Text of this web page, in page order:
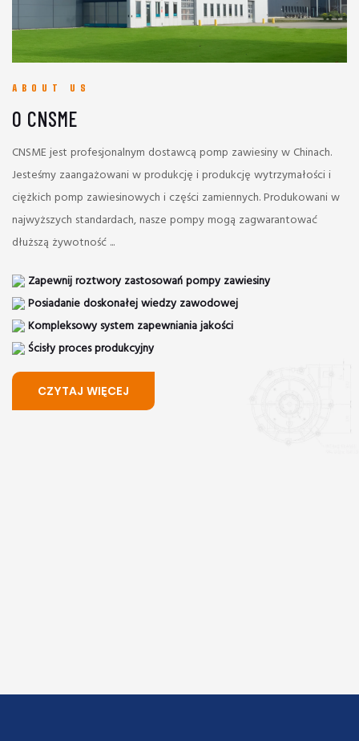
ABOUT US
O CNSME
CNSME jest profesjonalnym dostawcą pomp zawiesiny w Chinach.
Jesteśmy zaangażowani w produkcję i produkcję wytrzymałości i
ciężkich pomp zawiesinowych i części zamiennych. Produkowani w
najwyższych standardach, nasze pompy mogą zagwarantować
dłuższą żywotność ...
Zapewnij roztwory zastosowań pompy zawiesiny
Posiadanie doskonałej wiedzy zawodowej
Kompleksowy system zapewniania jakości
Ścisły proces produkcyjny
CZYTAJ WIĘCEJ